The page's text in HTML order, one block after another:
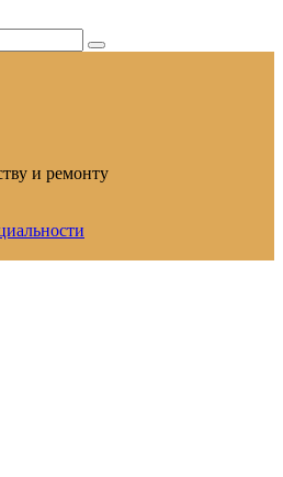
и ремонту